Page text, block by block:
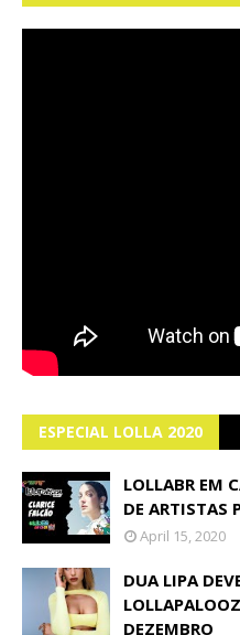
ESPECIAL LOLLA 2020
LOLLABR EM
DE ARTISTAS
April 15, 2020
DUA LIPA
DEZEMBRO